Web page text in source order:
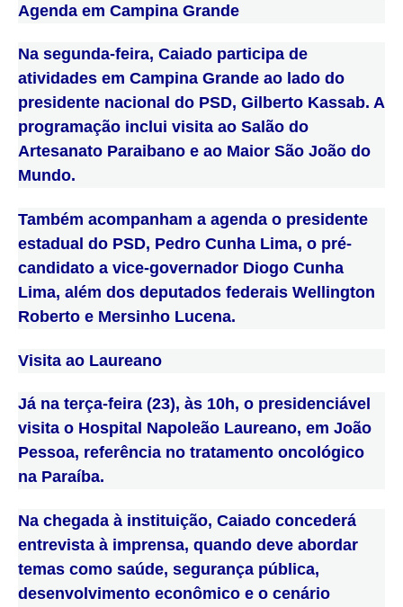
Agenda em Campina Grande
Na segunda-feira, Caiado participa de
atividades em Campina Grande ao lado do
presidente nacional do PSD, Gilberto Kassab. A
programação inclui visita ao Salão do
Artesanato Paraibano e ao Maior São João do
Mundo.
Também acompanham a agenda o presidente
estadual do PSD, Pedro Cunha Lima, o pré-
candidato a vice-governador Diogo Cunha
Lima, além dos deputados federais Wellington
Roberto e Mersinho Lucena.
Visita ao Laureano
Já na terça-feira (23), às 10h, o presidenciável
visita o Hospital Napoleão Laureano, em João
Pessoa, referência no tratamento oncológico
na Paraíba.
Na chegada à instituição, Caiado concederá
entrevista à imprensa, quando deve abordar
temas como saúde, segurança pública,
desenvolvimento econômico e o cenário